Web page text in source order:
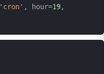
'cron' , hour=19,